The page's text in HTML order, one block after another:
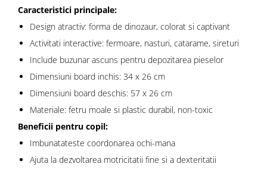
Caracteristici principale:
Design atractiv: forma de dinozaur, colorat si captivant
Activitati interactive: fermoare, nasturi, catarame, sireturi
Include buzunar ascuns pentru depozitarea pieselor
Dimensiuni board inchis: 34 x 26 cm
Dimensiuni board deschis: 57 x 26 cm
Materiale: fetru moale si plastic durabil, non-toxic
Beneficii pentru copil:
Imbunatateste coordonarea ochi-mana
Ajuta la dezvoltarea motricitatii fine si a dexteritatii